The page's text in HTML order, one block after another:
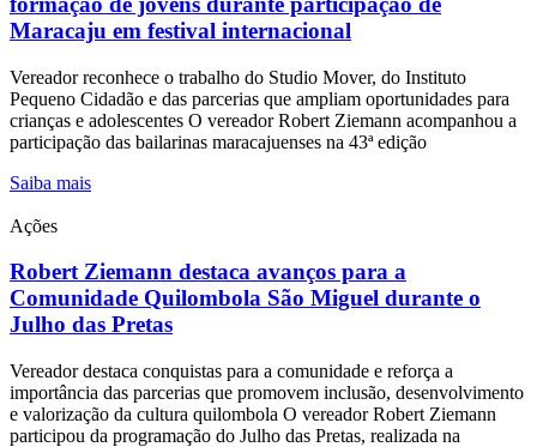
Maracaju em festival internacional
Vereador reconhece o trabalho do Studio Mover, do Instituto
Pequeno Cidadão e das parcerias que ampliam oportunidades para
crianças e adolescentes O vereador Robert Ziemann acompanhou a
participação das bailarinas maracajuenses na 43ª edição
Saiba mais
Ações
Robert Ziemann destaca avanços para a
Comunidade Quilombola São Miguel durante o
Julho das Pretas
Vereador destaca conquistas para a comunidade e reforça a
importância das parcerias que promovem inclusão, desenvolvimento
e valorização da cultura quilombola O vereador Robert Ziemann
participou da programação do Julho das Pretas, realizada na